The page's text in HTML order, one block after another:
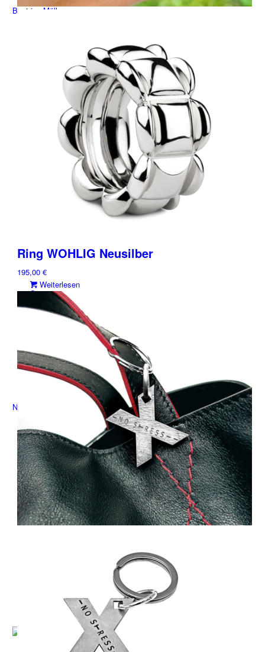
Beatrice Müller
Über Beatrice Müller
Spruchsammlung
Seminare
Since 1992
News
Magazin
Veranstaltungskalender
Ring WOHLIG Neusilber
195,00€
Weiterlesen